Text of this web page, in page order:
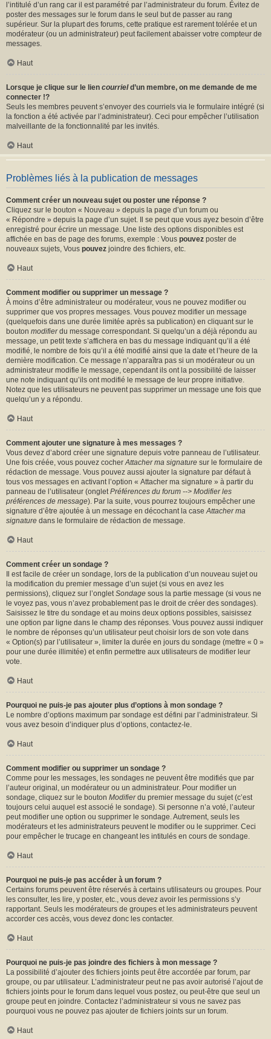
l’intitulé d’un rang car il est paramétré par l’administrateur du forum. Évitez de
poster des messages sur le forum dans le seul but de passer au rang
supérieur. Sur la plupart des forums, cette pratique est rarement tolérée et un
modérateur (ou un administrateur) peut facilement abaisser votre compteur de
messages.
Haut
Lorsque je clique sur le lien courrield’un membre, on me demande de me
connecter !?
Seuls les membres peuvent s’envoyer des courriels via le formulaire intégré (si
la fonction a été activée par l’administrateur). Ceci pour empêcher l’utilisation
malveillante de la fonctionnalité par les invités.
Haut
Problèmes liés à la publication de messages
Comment créer un nouveau sujet ou poster une réponse ?
Cliquez sur le bouton « Nouveau » depuis la page d’un forum ou
« Répondre » depuis la page d’un sujet. Il se peut que vous ayez besoin d’être
enregistré pour écrire un message. Une liste des options disponibles est
affichée en bas de page des forums, exemple : Vous pouvez poster de
nouveaux sujets, Vous pouvez joindre des fichiers, etc.
Haut
Comment modifier ou supprimer un message ?
À moins d’être administrateur ou modérateur, vous ne pouvez modifier ou
supprimer que vos propres messages. Vous pouvez modifier un message
(quelquefois dans une durée limitée après sa publication) en cliquant sur le
bouton modifierdu message correspondant. Si quelqu’un a déjà répondu au
message, un petit texte s’affichera en bas du message indiquant qu’il a été
modifié, le nombre de fois qu’il a été modifié ainsi que la date et l’heure de la
dernière modification. Ce message n’apparaîtra pas si un modérateur ou un
administrateur modifie le message, cependant ils ont la possibilité de laisser
une note indiquant qu’ils ont modifié le message de leur propre initiative.
Notez que les utilisateurs ne peuvent pas supprimer un message une fois que
quelqu’un y a répondu.
Haut
Comment ajouter une signature à mes messages ?
Vous devez d’abord créer une signature depuis votre panneau de l’utilisateur.
Une fois créée, vous pouvez cocherAttacher ma signature sur le formulaire de
rédaction de message. Vous pouvez aussi ajouter la signature par défaut à
tous vos messages en activant l’option « Attacher ma signature » à partir du
panneau de l’utilisateur (ongletPréférences du forum --> Modifier les
préférences de message). Par la suite, vous pourrez toujours empêcher une
signature d’être ajoutée à un message en décochant la caseAttacher ma
signature dans le formulaire de rédaction de message.
Haut
Comment créer un sondage ?
Il est facile de créer un sondage, lors de la publication d’un nouveau sujet ou
la modification du premier message d’un sujet (si vous en avez les
permissions), cliquez sur l’ongletSondage sous la partie message (si vous ne
le voyez pas, vous n’avez probablement pas le droit de créer des sondages).
Saisissez le titre du sondage et au moins deux options possibles, saisissez
une option par ligne dans le champ des réponses. Vous pouvez aussi indiquer
le nombre de réponses qu’un utilisateur peut choisir lors de son vote dans
« Option(s) par l’utilisateur », limiter la durée en jours du sondage (mettre « 0 »
pour une durée illimitée) et enfin permettre aux utilisateurs de modifier leur
vote.
Haut
Pourquoi ne puis-je pas ajouter plus d’options à mon sondage ?
Le nombre d’options maximum par sondage est défini par l’administrateur. Si
vous avez besoin d’indiquer plus d’options, contactez-le.
Haut
Comment modifier ou supprimer un sondage ?
Comme pour les messages, les sondages ne peuvent être modifiés que par
l’auteur original, un modérateur ou un administrateur. Pour modifier un
sondage, cliquez sur le bouton Modifierdu premier message du sujet (c’est
toujours celui auquel est associé le sondage). Si personne n’a voté, l’auteur
peut modifier une option ou supprimer le sondage. Autrement, seuls les
modérateurs et les administrateurs peuvent le modifier ou le supprimer. Ceci
pour empêcher le trucage en changeant les intitulés en cours de sondage.
Haut
Pourquoi ne puis-je pas accéder à un forum ?
Certains forums peuvent être réservés à certains utilisateurs ou groupes. Pour
les consulter, les lire, y poster, etc., vous devez avoir les permissions s’y
rapportant. Seuls les modérateurs de groupes et les administrateurs peuvent
accorder ces accès, vous devez donc les contacter.
Haut
Pourquoi ne puis-je pas joindre des fichiers à mon message ?
La possibilité d’ajouter des fichiers joints peut être accordée par forum, par
groupe, ou par utilisateur. L’administrateur peut ne pas avoir autorisé l’ajout de
fichiers joints pour le forum dans lequel vous postez, ou peut-être que seul un
groupe peut en joindre. Contactez l’administrateur si vous ne savez pas
pourquoi vous ne pouvez pas ajouter de fichiers joints sur un forum.
Haut